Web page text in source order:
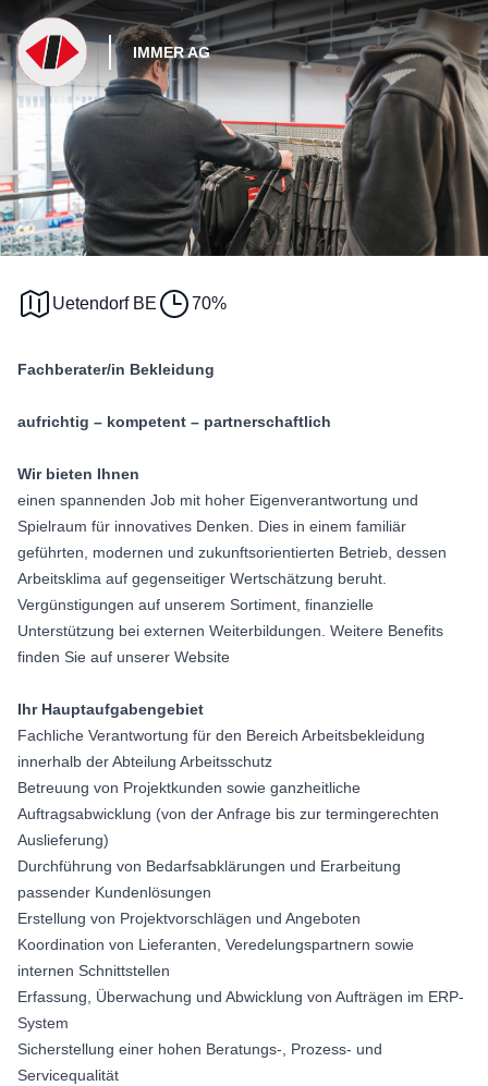
IMMER AG
Uetendorf BE 70%
Fachberater/in Bekleidung
aufrichtig – kompetent – partnerschaftlich
Wir bieten Ihnen
einen spannenden Job mit hoher Eigenverantwortung und
Spielraum für innovatives Denken. Dies in einem familiär
geführten, modernen und zukunftsorientierten Betrieb, dessen
Arbeitsklima auf gegenseitiger Wertschätzung beruht.
Vergünstigungen auf unserem Sortiment, finanzielle
Unterstützung bei externen Weiterbildungen. Weitere Benefits
finden Sie auf unserer Website
Ihr Hauptaufgabengebiet
Fachliche Verantwortung für den Bereich Arbeitsbekleidung
innerhalb der Abteilung Arbeitsschutz
Betreuung von Projektkunden sowie ganzheitliche
Auftragsabwicklung (von der Anfrage bis zur termingerechten
Auslieferung)
Durchführung von Bedarfsabklärungen und Erarbeitung
passender Kundenlösungen
Erstellung von Projektvorschlägen und Angeboten
Koordination von Lieferanten, Veredelungspartnern sowie
internen Schnittstellen
Erfassung, Überwachung und Abwicklung von Aufträgen im ERP-
System
Sicherstellung einer hohen Beratungs-, Prozess- und
Servicequalität